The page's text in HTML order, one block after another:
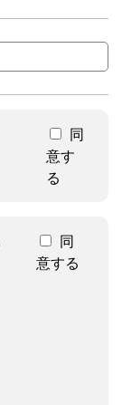
同
意す
る
同
意する